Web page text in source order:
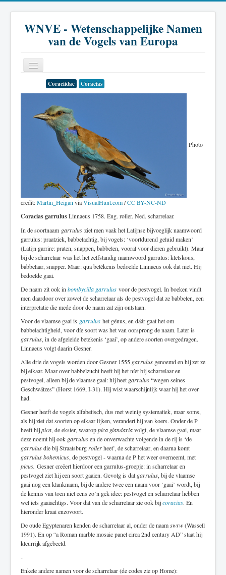
WNVE - Wetenschappelijke Namen
van de Vogels van Europa
Inleiding
Historie
Literatuur
Coraciidae Coracias
Photo
credit:Martin_Heigan viaVisualHunt.com/CC BY-NC-ND
Coracias garrulusLinnaeus 1758. Eng. roller. Ned. scharrelaar.
In de soortnaam garrulus ziet men vaak het Latijnse bijvoeglijk naamwoord
garrulus: praatziek, babbelachtig, bij vogels: ‘voortdurend geluid maken’
(Latijn garrire: praten, snappen, babbelen, vooral voor dieren gebruikt). Maar
bij de scharrelaar was het het zelfstandig naamwoord garrulus: kletskous,
babbelaar, snapper. Maar: qua betékenis bedoelde Linnaeus ook dat niet. Hij
bedoelde gaai.
De naam zit ook in bombycilla garrulus voor de pestvogel. In boeken vindt
men daardoor over zowel de scharrelaar als de pestvogel dat ze babbelen, een
interpretatie die mede door de naam zal zijn ontstaan.
Voor de vlaamse gaai is garrulus het génus, en dáár gaat het om
babbelachtigheid, voor díe soort was het van oorsprong de naam. Later is
garrulus, in de afgeleide betekenis ‘gaai’, op andere soorten overgedragen.
Linnaeus volgt daarin Gesner.
Alle drie de vogels worden door Gesner 1555 garrulus genoemd en hij zet ze
bij elkaar. Maar over babbelzucht heeft hij het níet bij scharrelaar en
pestvogel, alleen bij de vlaamse gaai: hij heet garrulus“wegen seines
Geschwätzes” (Horst 1669, I-31). Hij wist waarschijnlijk waar hij het over
had.
Gesner heeft de vogels alfabetisch, dus met weinig systematiek, maar soms,
als hij ziet dat soorten op elkaar lijken, verandert hij van koers. Onder de P
heeft hijpica, de ekster, waaroppica glandariavolgt, de vlaamse gaai, maar
deze noemt hij ook garrulusen de onverwachte volgende in de rij is ‘de
garrulusdie bij Straatsburgrollerheet’, de scharrelaar, en daarna komt
garrulus bohemicus, de pestvogel - waarna de P het weer overneemt, met
picus. Gesner creëert hierdoor een garrulus-groepje: in scharrelaar en
pestvogel ziet hij een soort gaaien. Gevolg is dat garrulus, bij de vlaamse
gaai nog een klanknaam, bij de andere twee een naam voor ‘gaai’ wordt, bij
de kennis van toen niet eens zo’n gek idee: pestvogel en scharrelaar hebben
wel iets gaaiachtigs. Voor dat van de scharrelaar zie ook bijcoracias. En
hieronder kraai enzovoort.
De oude Egyptenaren kenden de scharrelaar al, onder de naamswrw(Wassell
1991). En op “a Roman marble mosaic panel circa 2nd century AD” staat hij
kleurrijk afgebeeld.
-
Enkele andere namen voor de scharrelaar (de codes zie op Home):